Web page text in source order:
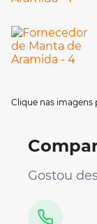
Clique nas imagens
Gostou